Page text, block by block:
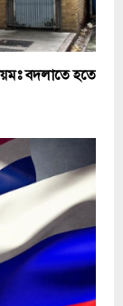
বদলাতে হতে